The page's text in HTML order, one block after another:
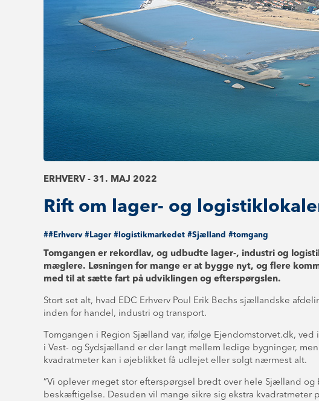
ERHVERV - 31. MAJ 2022
Rift om lager- og
##Erhverv #Lager #logistikmarkedet #Sjælland #tomgang
Tomgangen er rekordlav, og udbudte lager-, industri og
mæglere. Løsningen for mange er at bygge nyt, og flere
med til at sætte fart på udviklingen og efterspørgslen.
Stort set alt, hvad EDC Erhverv Poul Erik Bechs sjællandske
inden for handel, industri og transport.
Tomgangen i Region Sjælland var, ifølge Ejendomstorvet.dk,
i Vest- og Sydsjælland er der langt mellem ledige bygninger,
kvadratmeter kan i øjeblikket få udlejet eller solgt nærmest alt.
”Vi oplever meget stor efterspørgsel bredt over hele Sjælland
beskæftigelse. Desuden vil mange sikre sig ekstra